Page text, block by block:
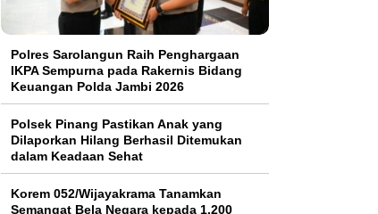
Polres Sarolangun Raih Penghargaan
IKPA Sempurna pada Rakernis Bidang
Keuangan Polda Jambi 2026
Polsek Pinang Pastikan Anak yang
Dilaporkan Hilang Berhasil Ditemukan
dalam Keadaan Sehat
Korem 052/Wijayakrama Tanamkan
Semangat Bela Negara kepada 1.200